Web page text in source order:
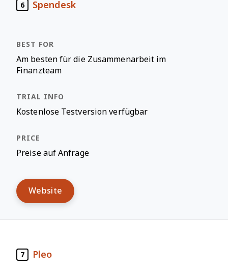
6 Spendesk
Am besten für die Zusammenarbeit im
Finanzteam
Kostenlose Testversion verfügbar
Preise auf Anfrage
Website
7 Pleo